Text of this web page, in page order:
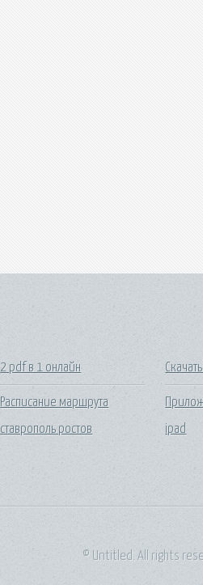
2 pdf в 1 онлайн
Расписание маршрута
ставрополь ростов
ipad
© Untitled. All rights